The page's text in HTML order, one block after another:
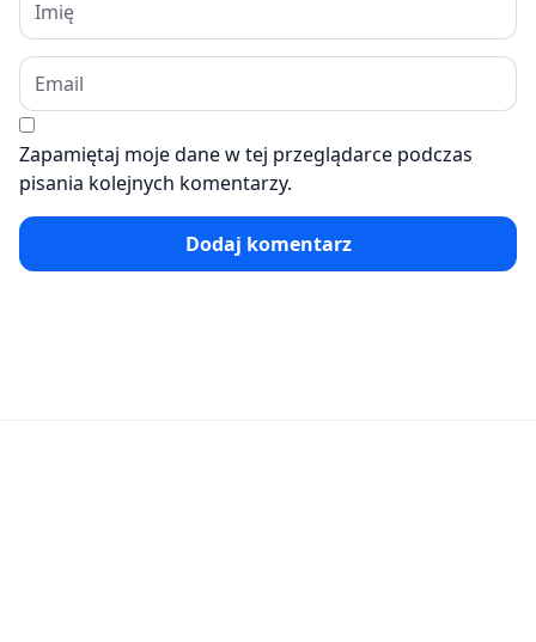
Zapamiętaj moje dane w tej przeglądarce podczas
pisania kolejnych komentarzy.
Dodaj komentarz